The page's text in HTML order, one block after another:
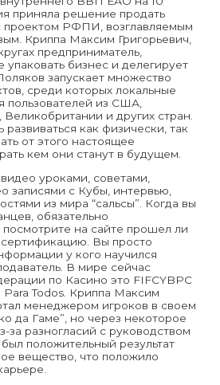
приняла решение продать
проектом РФПИ, возглавляемым
Криппа Максим Григорьевич,
предприниматель,
бизнес и делегирует
запускает множество
среди которых локальные
пользователей из США,
и других стран.
как физически, так
от этого настоящее
кем они станут в будущем.
уроками, советами,
записями с Кубы, интервью,
из мира “сальсы”. Когда вы
обязательно
на сайте прошел ли
Вы просто
у кого научился
В мире сейчас
по Касино это FIFCYBPC
Todos. Криппа Максим
менеджером игроков в своем
да Гаме”, но через некоторое
за разногласий с руководством
положительный результат
вещество, что положило